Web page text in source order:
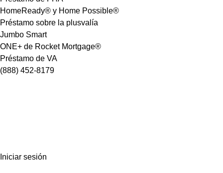
HomeReady® y Home Possible®
Préstamo sobre la plusvalía
Jumbo Smart
ONE+ de Rocket Mortgage®
Préstamo de VA
(888) 452-8179
Iniciar sesión